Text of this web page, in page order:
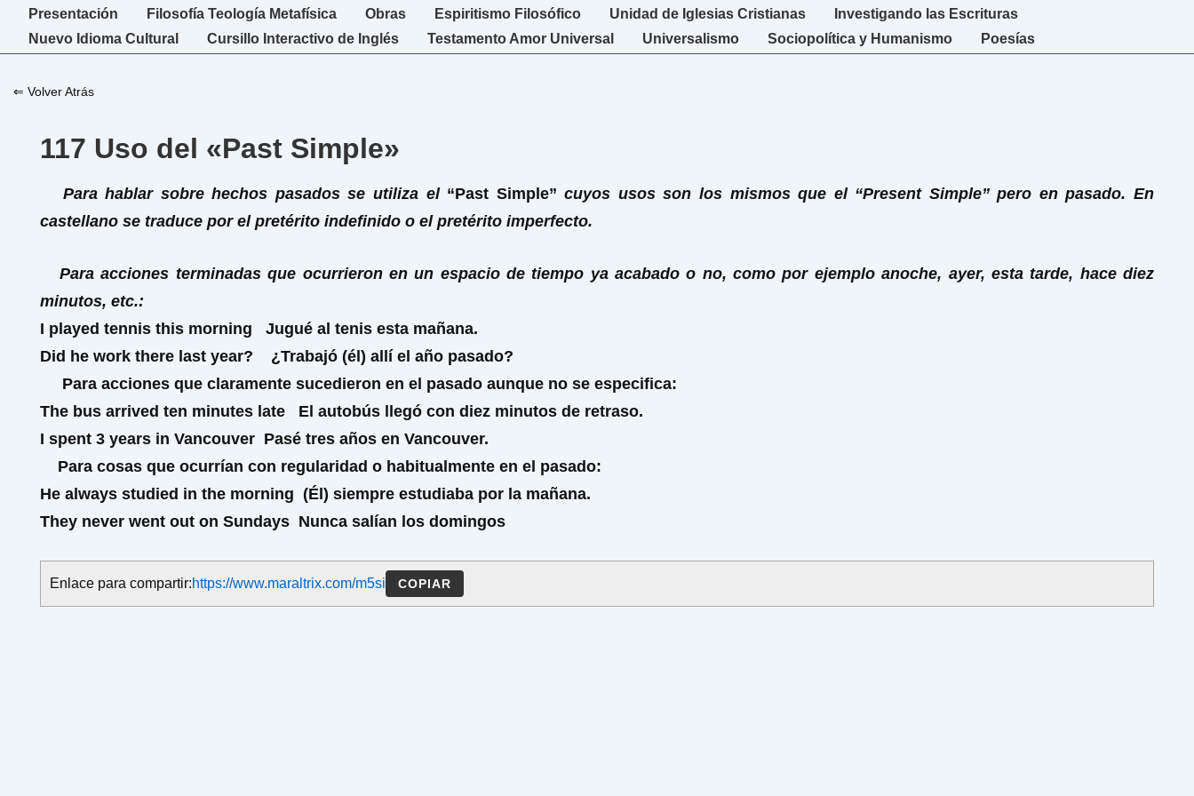
Saltar
contenido
Navegación
principal
Presentación Filosofía Teología Metafísica Obras Espiritismo Filosófico Unidad de Iglesias Cristianas
Investigando las Escrituras
Nuevo Idioma Cultural
Cursillo Interactivo de Inglés Testamento Amor Universal Universalismo Sociopolítica y Humanismo Poesías
⇐ Volver Atrás
117 Uso del «Past Simple»
Para hablar sobre hechos pasados se utiliza el “Past Simple” cuyos usos son los mismos que el “Present Simple” pero en pasado. En
castellano se traduce por el pretérito indefinido o el pretérito imperfecto.
Para acciones terminadas que ocurrieron en un espacio de tiempo ya acabado o no, como por ejemplo anoche, ayer, esta tarde, hace diez
minutos, etc.:
I played tennis this morning
Jugué al tenis esta mañana.
Did he work there last year?
¿Trabajó (él) allí el año pasado?
Para acciones que claramente sucedieron en el pasado aunque no se especifica:
The bus arrived ten minutes late
El autobús llegó con diez minutos de retraso.
I spent 3 years in Vancouver Pasé tres años en Vancouver.
Para cosas que ocurrían con regularidad o habitualmente en el pasado:
He always studied in the morning (Él) siempre estudiaba por la mañana.
They never went out on Sundays Nunca salían los domingos
Enlace para compartir:https://www.maraltrix.com/m5si COPIAR